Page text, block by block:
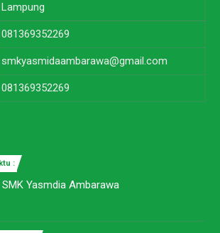
081369352269
smkyasmidaambarawa@gmail.com
081369352269
:
SMK Yasmdia Ambarawa